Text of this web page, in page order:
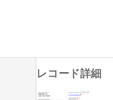
レコード詳細